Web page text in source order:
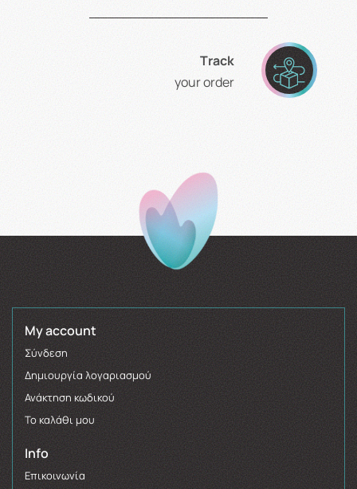
Τrack
your order
My account
Σύνδεση
Δημιουργία λογαριασμού
Ανάκτηση κωδικού
Το καλάθι μου
Info
Επικοινωνία